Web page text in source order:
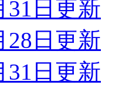
31日更新
28日更新
31日更新